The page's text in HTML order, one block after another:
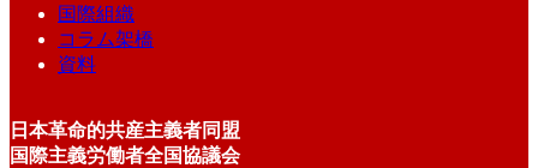
国際組織
コラム架橋
資料
日本革命的共産主義者同盟
国際主義労働者全国協議会